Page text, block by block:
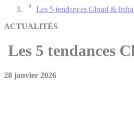
Les 5 tendances Cloud &
ACTUALITÉS
Les 5 tendances
28 janvier 2026